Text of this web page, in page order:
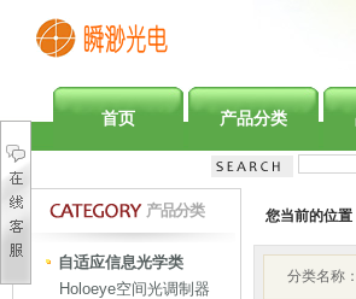
首页 产品分类
产品分类
自适应信息光学类
Holoeye空间光调制器
您当前的位置
分类名称：